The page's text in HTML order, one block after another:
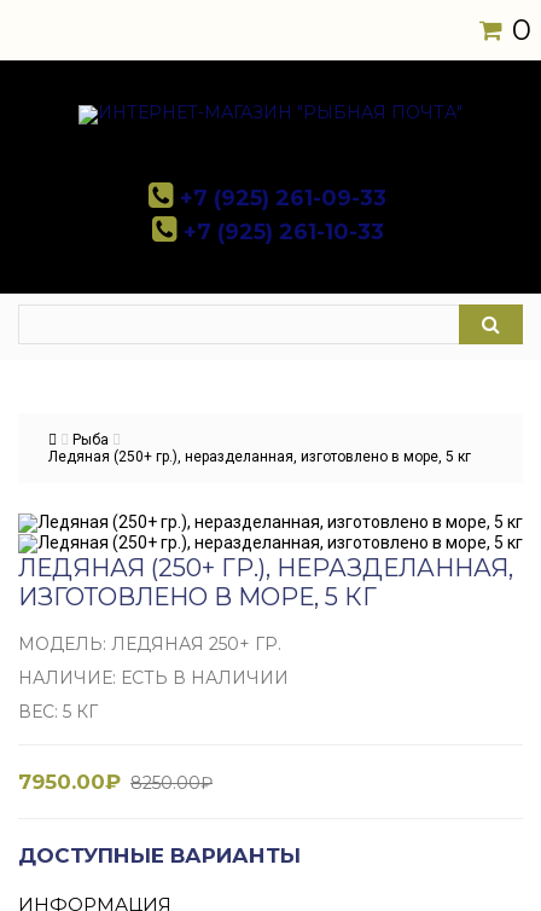
0
+7 (925) 261-09-33
+7 (925) 261-10-33
Рыба
Ледяная (250+ гр.), неразделанная, изготовлено в море, 5 кг
ЛЕДЯНАЯ (250+ ГР.), НЕРАЗДЕЛАННАЯ,
ИЗГОТОВЛЕНО В МОРЕ, 5 КГ
МОДЕЛЬ: ЛЕДЯНАЯ 250+ ГР.
НАЛИЧИЕ: ЕСТЬ В НАЛИЧИИ
ВЕС: 5 КГ
7950.00₽ 8250.00₽
ДОСТУПНЫЕ ВАРИАНТЫ
ИНФОРМАЦИЯ